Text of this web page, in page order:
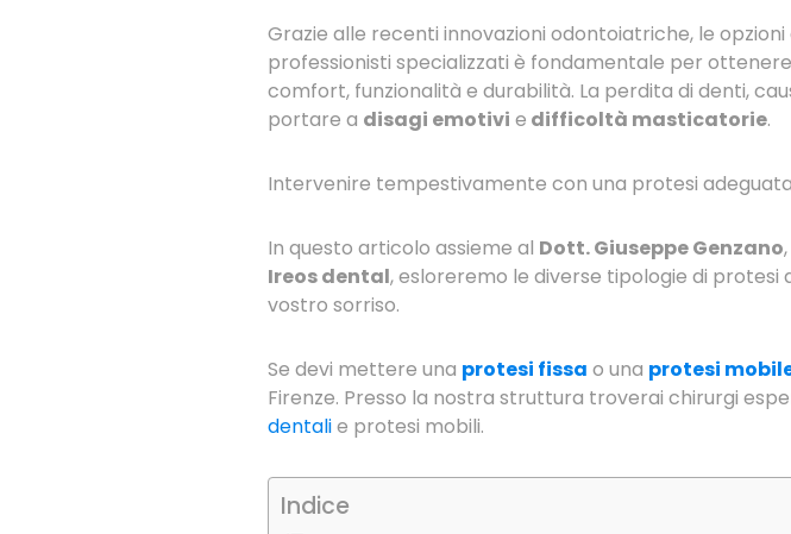
Grazie alle recenti innovazioni odontoiatriche, le
professionisti specializzati è fondamentale per
comfort, funzionalità e durabilità. La perdita di denti,
portare a disagi emotivi e difficoltà masticatorie.
Intervenire tempestivamente con una protesi
In questo articolo assieme al Dott. Giuseppe Genzano
Ireos dental, esloreremo le diverse tipologie di
vostro sorriso.
Se devi mettere una protesi fissa o una protesi
Firenze. Presso la nostra struttura troverai chirurgi
dentalie protesi mobili.
Indice